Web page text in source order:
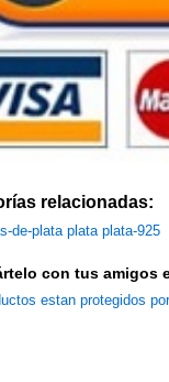
relacionadas:
de-plata plata plata-925
con tus amigos
estan protegidos